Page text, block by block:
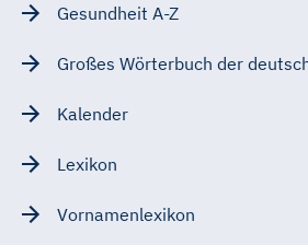
Gesundheit A-Z
Großes Wörterbuch der
Kalender
Lexikon
Vornamenlexikon